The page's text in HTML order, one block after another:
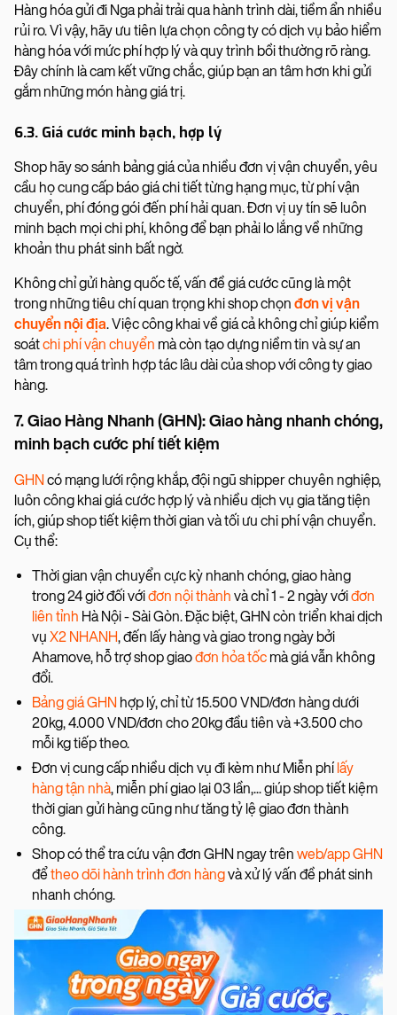
Hàng hóa gửi đi Nga phải trải qua hành trình dài, tiềm ẩn nhiều
rủi ro. Vì vậy, hãy ưu tiên lựa chọn công ty có dịch vụ bảo hiểm
hàng hóa với mức phí hợp lý và quy trình bồi thường rõ ràng.
Đây chính là cam kết vững chắc, giúp bạn an tâm hơn khi gửi
gắm những món hàng giá trị.
6.3. Giá cước minh bạch, hợp lý
Shop hãy so sánh bảng giá của nhiều đơn vị vận chuyển, yêu
cầu họ cung cấp báo giá chi tiết từng hạng mục, từ phí vận
chuyển, phí đóng gói đến phí hải quan. Đơn vị uy tín sẽ luôn
minh bạch mọi chi phí, không để bạn phải lo lắng về những
khoản thu phát sinh bất ngờ.
Không chỉ gửi hàng quốc tế, vấn đề giá cước cũng là một
trong những tiêu chí quan trọng khi shop chọn đơn vị vận
chuyển nội địa. Việc công khai về giá cả không chỉ giúp kiểm
soátchi phí vận chuyển mà còn tạo dựng niềm tin và sự an
tâm trong quá trình hợp tác lâu dài của shop với công ty giao
hàng.
7. Giao Hàng Nhanh (GHN): Giao hàng nhanh chóng,
minh bạch cước phí tiết kiệm
GHNcó mạng lưới rộng khắp, đội ngũ shipper chuyên nghiệp,
luôn công khai giá cước hợp lý và nhiều dịch vụ gia tăng tiện
ích, giúp shop tiết kiệm thời gian và tối ưu chi phí vận chuyển.
Cụ thể:
Thời gian vận chuyển cực kỳ nhanh chóng, giao hàng
trong 24 giờ đối vớiđơn nội thành và chỉ 1 - 2 ngày vớiđơn
liên tỉnh Hà Nội - Sài Gòn. Đặc biệt, GHN còn triển khai dịch
vụ X2 NHANH, đến lấy hàng và giao trong ngày bởi
Ahamove, hỗ trợ shop giaođơn hỏa tốc mà giá vẫn không
đổi.
Bảng giá GHN hợp lý, chỉ từ 15.500 VND/đơn hàng dưới
20kg, 4.000 VND/đơn cho 20kg đầu tiên và +3.500 cho
mỗi kg tiếp theo.
Đơn vị cung cấp nhiều dịch vụ đi kèm như Miễn phílấy
hàng tận nhà, miễn phí giao lại 03 lần,... giúp shop tiết kiệm
thời gian gửi hàng cũng như tăng tỷ lệ giao đơn thành
công.
Shop có thể tra cứu vận đơn GHN ngay trên web/app GHN
đểtheo dõi hành trình đơn hàngvà xử lý vấn đề phát sinh
nhanh chóng.